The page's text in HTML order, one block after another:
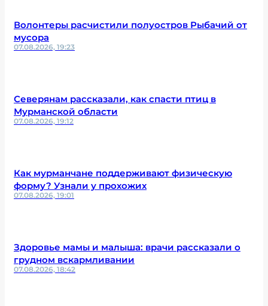
Волонтеры расчистили полуостров Рыбачий от
мусора
07.08.2026, 19:23
Северянам рассказали, как спасти птиц в
Мурманской области
07.08.2026, 19:12
Как мурманчане поддерживают физическую
форму? Узнали у прохожих
07.08.2026, 19:01
Здоровье мамы и малыша: врачи рассказали о
грудном вскармливании
07.08.2026, 18:42